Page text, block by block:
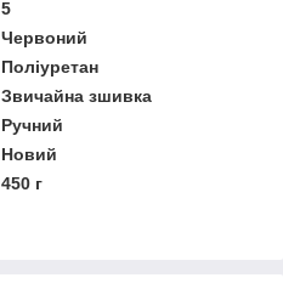
5
Червоний
Поліуретан
Звичайна зшивка
Ручний
Новий
450 г